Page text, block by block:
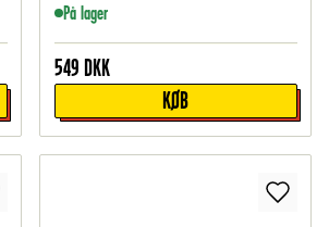
På lager
549 DKK
KØB